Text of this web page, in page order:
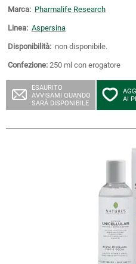
Marca: Pharmalife Research
Linea: Aspersina
Disponibilità: non disponibile.
Confezione: 250 ml con erogatore
ESAURITO
AVVISAMI QUANDO
SARÀ DISPONIBILE
AI